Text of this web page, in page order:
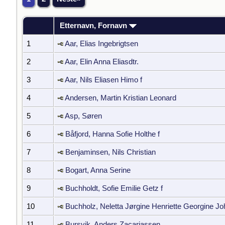
Etternavn, Fornavn
1 Aar, Elias Ingebrigtsen
2 Aar, Elin Anna Eliasdtr.
3 Aar, Nils Eliasen Himo f
4 Andersen, Martin Kristian Leonard
5 Asp, Søren
6 Båfjord, Hanna Sofie Holthe f
7 Benjaminsen, Nils Christian
8 Bogart, Anna Serine
9 Buchholdt, Sofie Emilie Getz f
10 Buchholz, Neletta Jørgine Henriette Georgine